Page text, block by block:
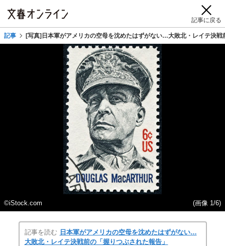
記事に戻る
記事 [写真]日本軍がアメリカの空母を沈めたはずがない…大敗北・レイテ決戦
©iStock.com (画像 1/6)
記事を読む 日本軍がアメリカの空母を沈めたはずがない…
大敗北・レイテ決戦前の「握りつぶされた報告」